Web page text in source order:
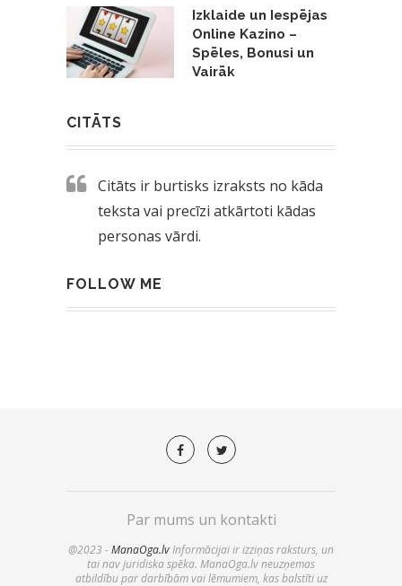
Izklaide un Iespējas
Online Kazino –
Spēles, Bonusi un
Vairāk
CITĀTS
Citāts ir burtisks izraksts no kāda
teksta vai precīzi atkārtoti kādas
personas vārdi.
FOLLOW ME
Par mums un kontakti
@2023 - ManaOga.lvInformācijai ir izziņas raksturs, un
tai nav juridiska spēka. ManaOga.lv neuzņemas
atbildību par darbībām vai lēmumiem, kas balstīti uz